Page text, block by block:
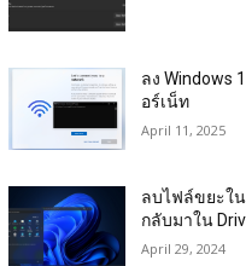
ลง Windows
อร์เน็ท
April 11, 2025
ลบไฟล์ขยะใ
กลับมาใน
April 29, 2024